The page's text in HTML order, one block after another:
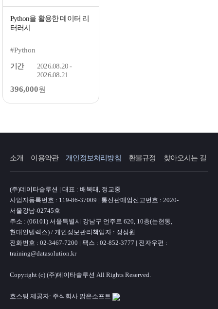
Python을 활용한 데이터 리
터러시
#Python
기간
2026.08.20 -
2026.08.21
396,000원
소개 이용약관 개인정보처리방침 환불규정 찾아오시는 길
(주)데이타솔루션 | 대표 : 배복태, 정교중
사업자등록번호 : 119-86-37009 | 통신판매업신고번호 : 2020-
서울강남-02745호
주소 : (06101) 서울특별시 강남구 언주로 620, 10층(논현동,
현대인텔렉스) / 개인정보관리책임자 : 정성원
전화번호 : 02-3467-7200 | 팩스 : 02-852-3777 | 전자우편 :
training@datasolution.kr
Copyright (c) (주)데이타솔루션 All Rights Reserved.
호스팅 제공자: 주식회사 맑은소프트